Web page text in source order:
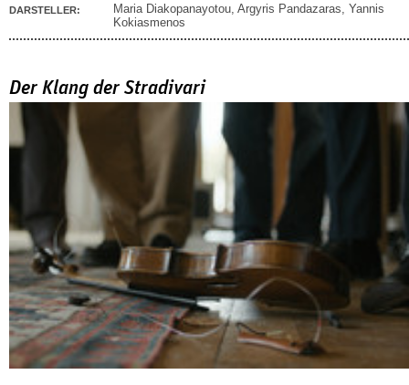
DARSTELLER: Maria Diakopanayotou Argyris Pandazaras Yannis
Kokiasmenos
Der Klang der Stradivari